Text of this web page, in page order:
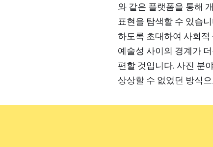
와 같은 플랫폼을 통해
표현을 탐색할 수 있습
하도록 초대하여 사회
예술성 사이의 경계가
편할 것입니다. 사진 분
상상할 수 없었던 방식